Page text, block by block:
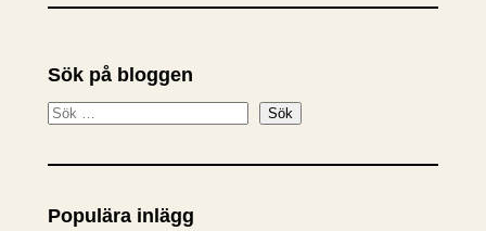
Sök på bloggen
S
k
Sök
Populära inlägg